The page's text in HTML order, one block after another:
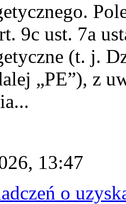
9c ust. 7a
(t. j.
„PE”), z
13:47
o